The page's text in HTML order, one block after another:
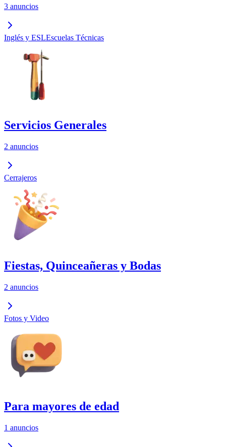
3 anuncios
Inglés y ESLEscuelas Técnicas
Servicios Generales
2 anuncios
Cerrajeros
Fiestas, Quinceañeras y Bodas
2 anuncios
Fotos y Video
Para mayores de edad
1 anuncios